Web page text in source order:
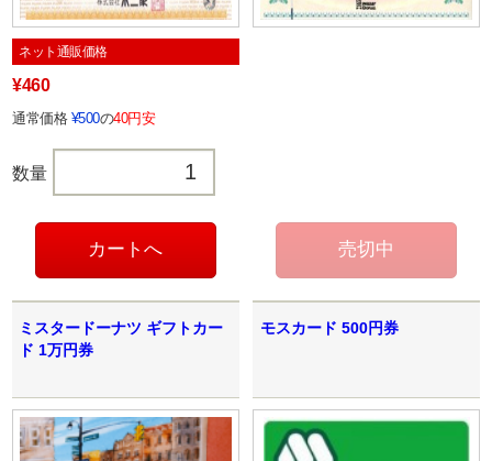
ネット通販価格
¥460
通常価格 ¥500の40円安
数量
ミスタードーナツ ギフトカー
ド 1万円券
モスカード 500円券